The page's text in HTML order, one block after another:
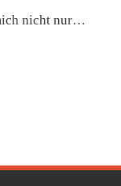
nicht nur…